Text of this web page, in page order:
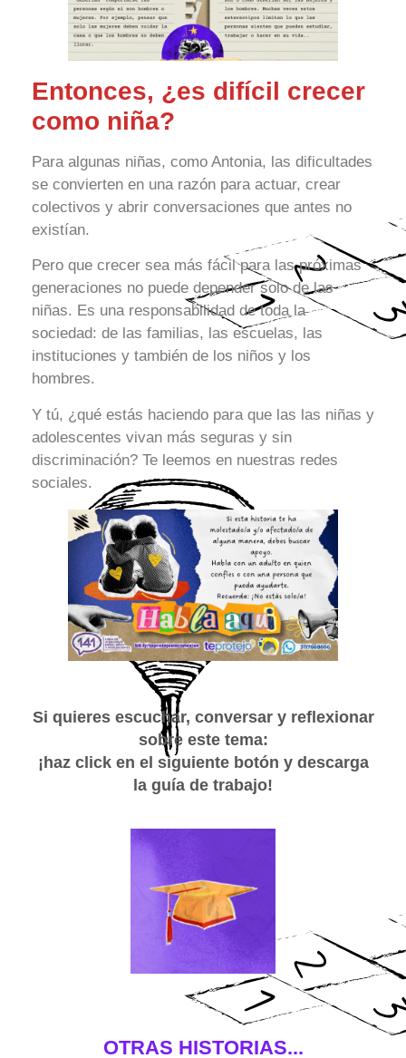
Entonces, ¿es difícil crecer
como niña?
Para algunas niñas, como Antonia, las dificultades
se convierten en una razón para actuar, crear
colectivos y abrir conversaciones que antes no
existían.
Pero que crecer sea más fácil para las próximas
generaciones no puede depender solo de las
niñas. Es una responsabilidad de toda la
sociedad: de las familias, las escuelas, las
instituciones y también de los niños y los
hombres.
Y tú, ¿qué estás haciendo para que las las niñas y
adolescentes vivan más seguras y sin
discriminación? Te leemos en nuestras redes
sociales.
Si quieres escuchar, conversar y reflexionar
sobre este tema:
¡haz click en el siguiente botón y descarga
la guía de trabajo!
OTRAS HISTORIAS...